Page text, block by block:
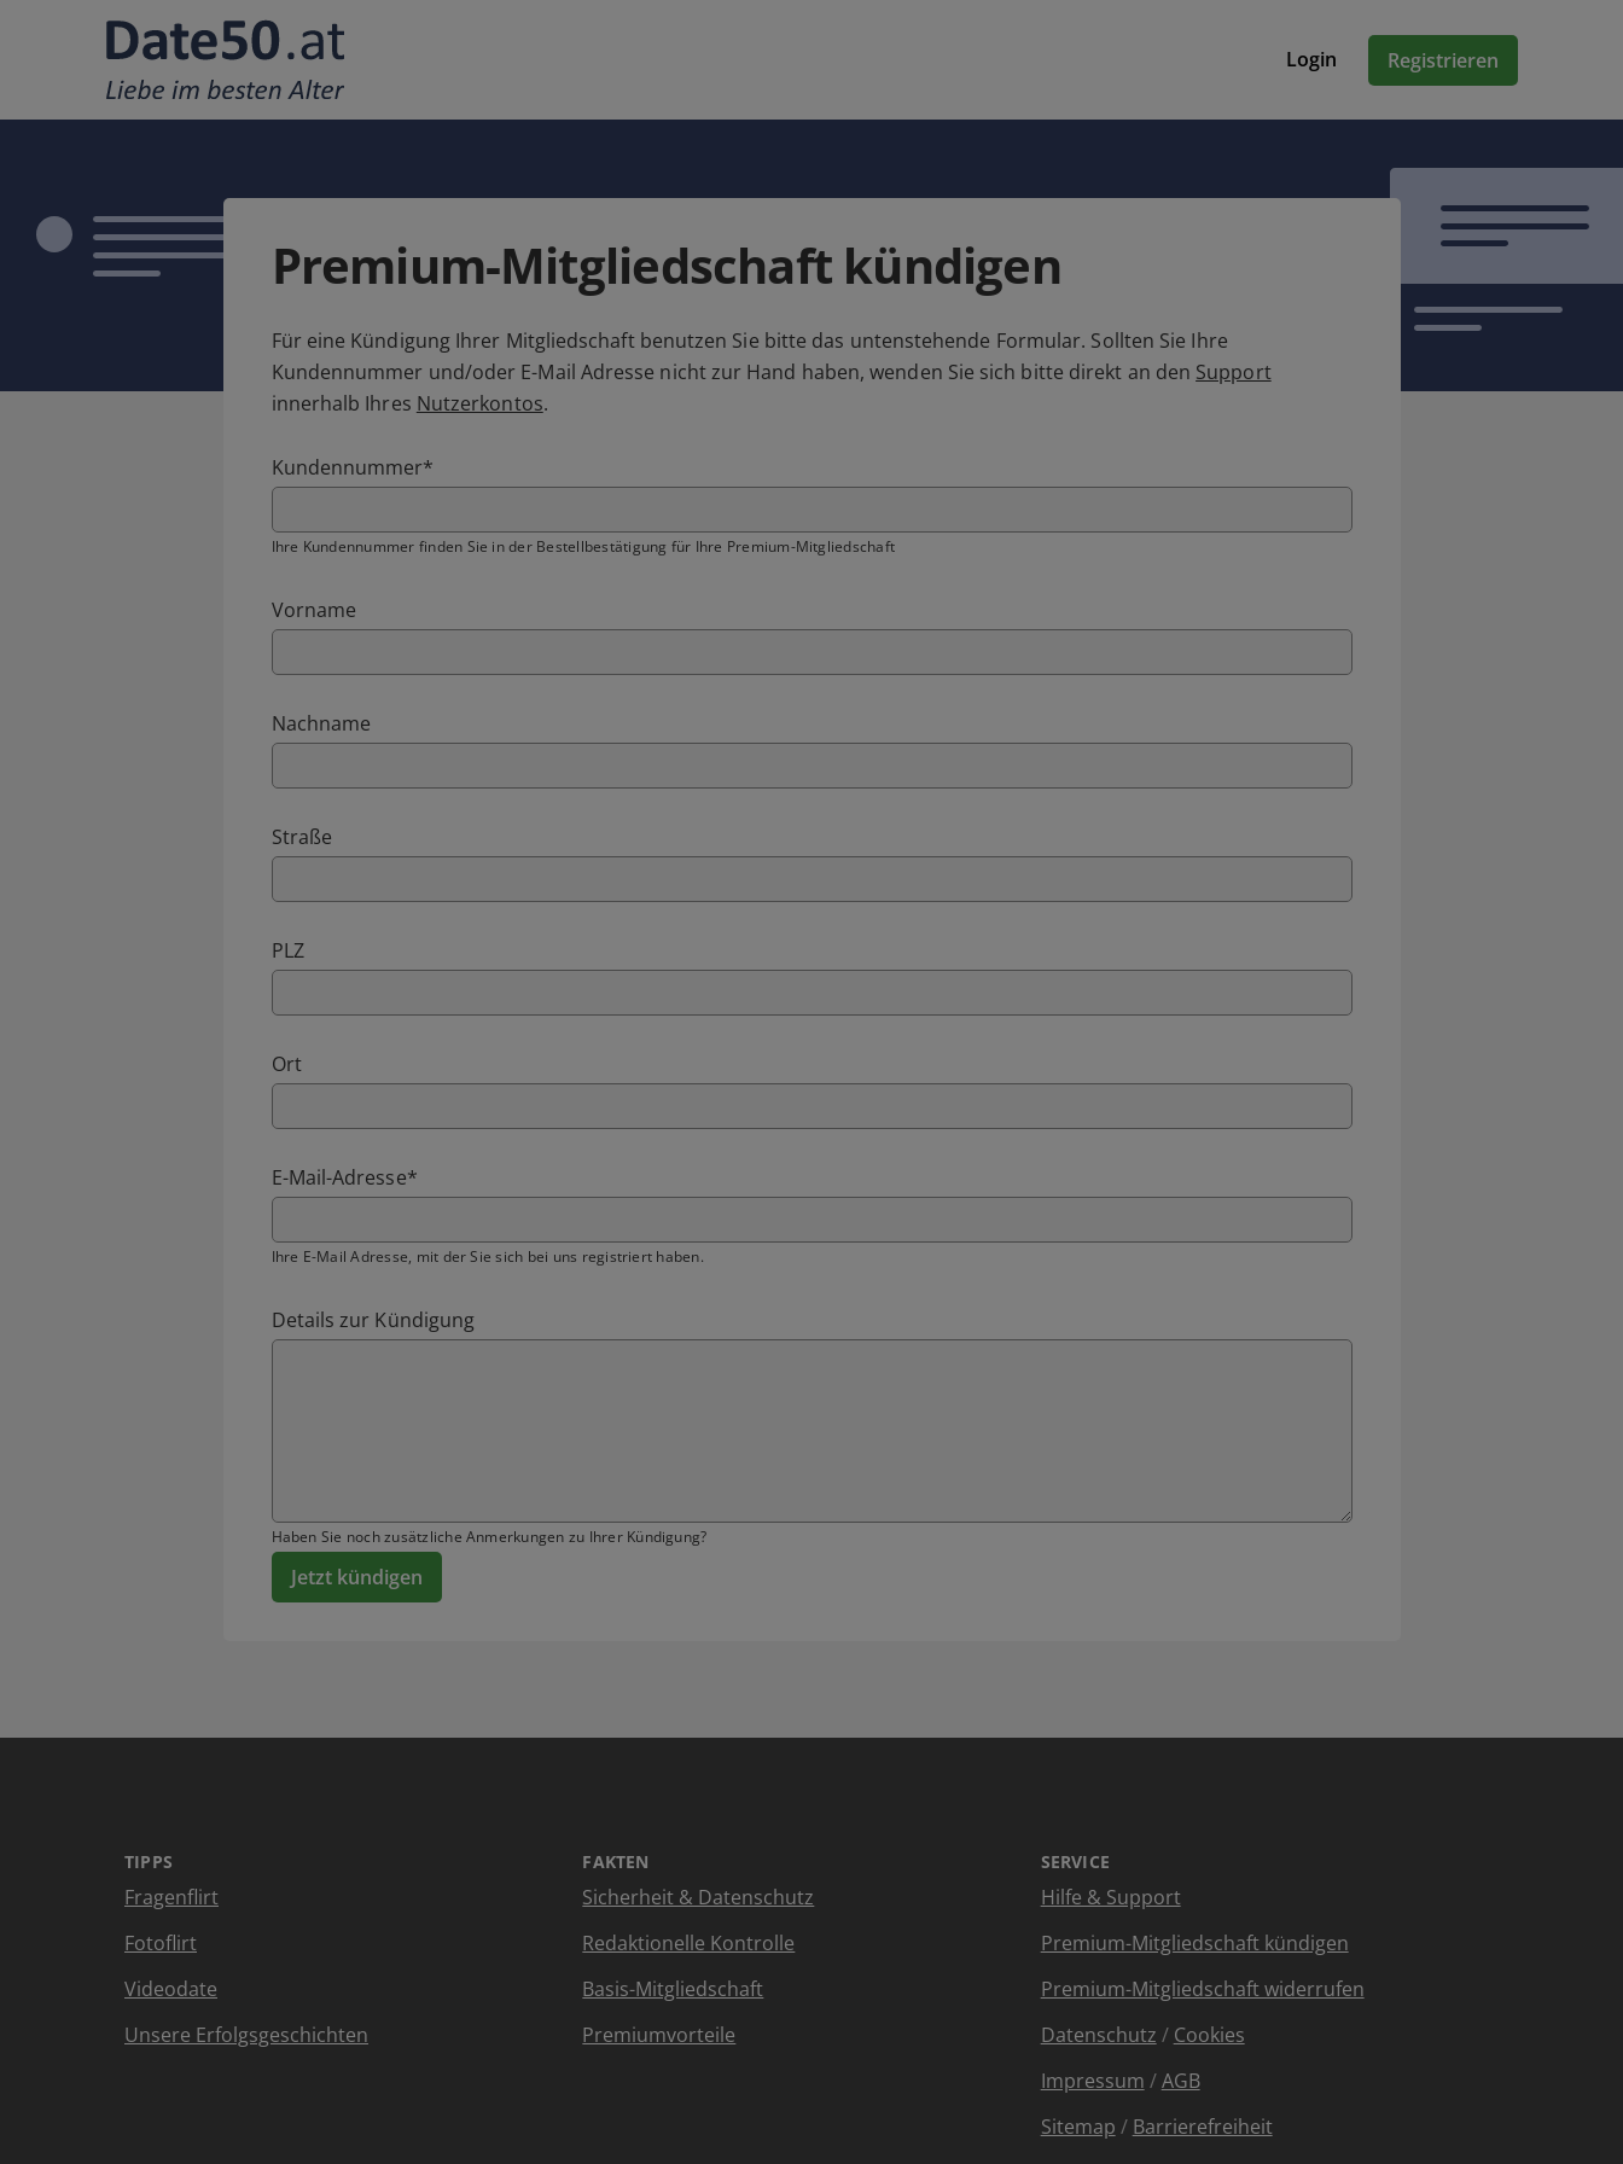
Login Registrieren
Premium-Mitgliedschaft kündigen
Für eine Kündigung Ihrer Mitgliedschaft benutzen Sie bitte das untenstehende Formular. Sollten Sie Ihre
Kundennummer und/oder E-Mail Adresse nicht zur Hand haben, wenden Sie sich bitte direkt an den Support
innerhalb Ihres Nutzerkontos.
Kundennummer*
Ihre Kundennummer finden Sie in der Bestellbestätigung für Ihre Premium-Mitgliedschaft
Vorname
Nachname
Straße
PLZ
Ort
E-Mail-Adresse*
Ihre E-Mail Adresse, mit der Sie sich bei uns registriert haben.
Details zur Kündigung
Haben Sie noch zusätzliche Anmerkungen zu Ihrer Kündigung?
Jetzt kündigen
TIPPS
Fragenflirt
Fotoflirt
Videodate
Unsere Erfolgsgeschichten
FAKTEN
Sicherheit & Datenschutz
Redaktionelle Kontrolle
Basis-Mitgliedschaft
Premiumvorteile
SERVICE
Hilfe & Support
Premium-Mitgliedschaft kündigen
Premium-Mitgliedschaft widerrufen
Datenschutz / Cookies
Impressum /AGB
Sitemap / Barrierefreiheit